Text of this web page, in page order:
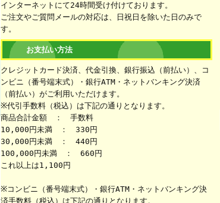
インターネットにて24時間受け付けております。
ご注文やご質問メールの対応は、日祝日を除いた日のみで
す。
お支払い方法
クレジットカード決済、代金引換、銀行振込（前払い）、コ
ンビニ（番号端末式）・銀行ATM・ネットバンキング決済
（前払い）がご利用いただけます。
※代引手数料（税込）は下記の通りとなります。
商品合計金額 ： 手数料
10,000円未満 ： 330円
30,000円未満 ： 440円
100,000円未満 ： 660円
これ以上は1,100円
※コンビニ（番号端末式）・銀行ATM・ネットバンキング決
済手数料（税込）は下記の通りとなります。